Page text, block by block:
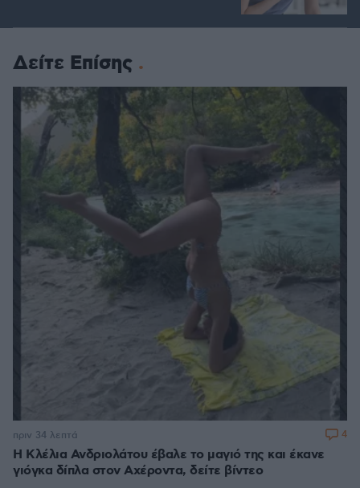
Δείτε Επίσης
Η Κλέλια Ανδριολάτου έβαλε το μαγιό της και έκανε
γιόγκα δίπλα στον Αχέροντα, δείτε βίντεο
πριν 34 λεπτά 4